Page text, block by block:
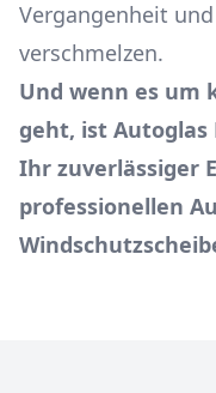
Vergangenheit
verschmelzen.
Und wenn es um
geht, ist
Ihr zuverlässiger
professionellen